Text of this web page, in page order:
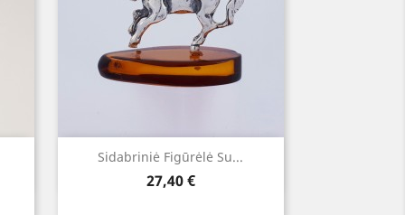
Sidabriniė Figūrėlė Su...
Kaina
27,40 €
Greita peržiūra